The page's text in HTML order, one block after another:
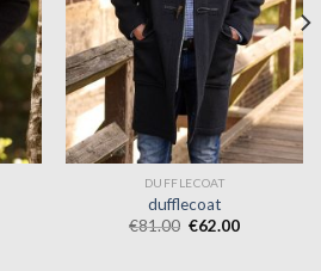
DUFFLECOAT
dufflecoat
€81.00 €62.00